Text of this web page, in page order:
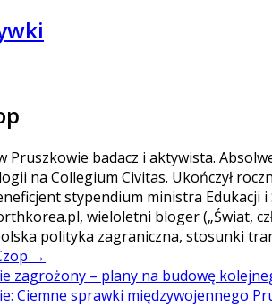
Pruszkowie badacz i aktywista.
na Collegium Civitas. Ukończył
stypendium ministra
wieloletni bloger („Świat,
polityka zagraniczna, stosunki
→
zagrożony – plany na budowę
Ciemne sprawki międzywojennego